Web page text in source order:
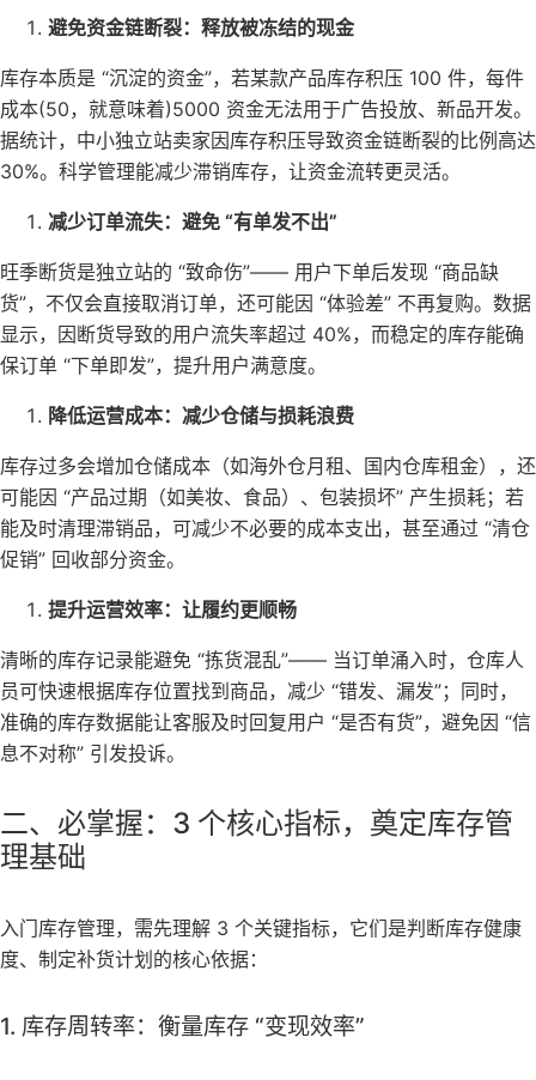
避免资金链断裂：释放被冻结的现金
库存本质是 “沉淀的资金”，若某款产品库存积压 100 件，每件
成本(50，就意味着)5000 资金无法用于广告投放、新品开发。
据统计，中小独立站卖家因库存积压导致资金链断裂的比例高达
30%。科学管理能减少滞销库存，让资金流转更灵活。
减少订单流失：避免 “有单发不出”
旺季断货是独立站的 “致命伤”—— 用户下单后发现 “商品缺
货”，不仅会直接取消订单，还可能因 “体验差” 不再复购。数据
显示，因断货导致的用户流失率超过 40%，而稳定的库存能确
保订单 “下单即发”，提升用户满意度。
降低运营成本：减少仓储与损耗浪费
库存过多会增加仓储成本（如海外仓月租、国内仓库租金），还
可能因 “产品过期（如美妆、食品）、包装损坏” 产生损耗；若
能及时清理滞销品，可减少不必要的成本支出，甚至通过 “清仓
促销” 回收部分资金。
提升运营效率：让履约更顺畅
清晰的库存记录能避免 “拣货混乱”—— 当订单涌入时，仓库人
员可快速根据库存位置找到商品，减少 “错发、漏发”；同时，
准确的库存数据能让客服及时回复用户 “是否有货”，避免因 “信
息不对称” 引发投诉。
二、必掌握：3 个核心指标，奠定库存管
理基础
入门库存管理，需先理解 3 个关键指标，它们是判断库存健康
度、制定补货计划的核心依据：
1. 库存周转率：衡量库存 “变现效率”